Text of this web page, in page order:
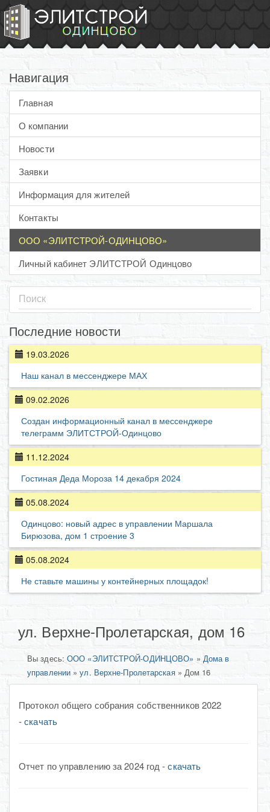
Навигация
Главная
О компании
Новости
Заявки
Информация для жителей
Контакты
ООО «ЭЛИТСТРОЙ-ОДИНЦОВО»
Личный кабинет ЭЛИТСТРОЙ Одинцово
Последние новости
19.03.2026
Наш канал в мессенджере МАХ
09.02.2026
Создан информационный канал в мессенджере
телеграмм ЭЛИТСТРОЙ-Одинцово
11.12.2024
Гостиная Деда Мороза 14 декабря 2024
05.08.2024
Одинцово: новый адрес в управлении Маршала
Бирюзова, дом 1 строение 3
05.08.2024
Не ставьте машины у контейнерных площадок!
ул. Верхне-Пролетарская, дом 16
Вы здесь: ООО «ЭЛИТСТРОЙ-ОДИНЦОВО» » Дома в
управлении »ул. Верхне-Пролетарская » Дом 16
Протокол общего собрания собственников 2022
-скачать
Отчет по управлению за 2024 год -скачать